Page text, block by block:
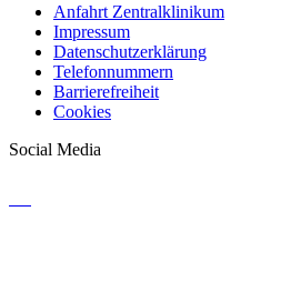
Anfahrt Zentralklinikum
Impressum
Datenschutzerklärung
Telefonnummern
Barrierefreiheit
Cookies
Social Media